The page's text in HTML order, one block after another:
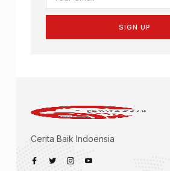
SIGN UP
Cerita Baik Indoensia